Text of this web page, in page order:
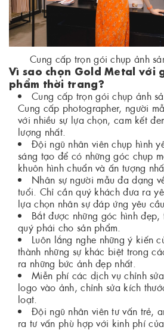
Cung cấp trọn gói chụp ảnh
Vì sao chọn Gold Metal với
phẩm thời trang?
Cung cấp trọn gói chụp ảnh
Cung cấp photographer, người
với nhiều sự lựa chọn, cam kết
lượng nhất.
Đội ngũ nhân viên chụp hình
sáng tạo để có những góc chụp
khuôn hình chuẩn và ấn tượng
Nhân sự người mẫu đa dạng
tuổi. Chỉ cần quý khách đưa ra
lựa chọn nhân sự đáp ứng yêu
Bắt được những góc hình đẹp,
quý phái cho sản phẩm.
Luôn lắng nghe những ý kiến
thành những sự khác biệt trong
ra những bức ảnh đẹp nhất.
Miễn phí các dịch vụ chỉnh
logo vào ảnh, chỉnh sửa kích
loạt.
Đội ngũ nhân viên tư vấn trẻ,
ra tư vấn phù hợp với kinh phí